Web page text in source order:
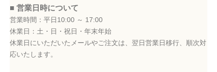
■ 営業日時について
営業時間：平日10:00 ～ 17:00
休業日：土・日・祝日・年末年始
休業日にいただいたメールやご注文は、翌日営業日移行、順次対
応いたします。